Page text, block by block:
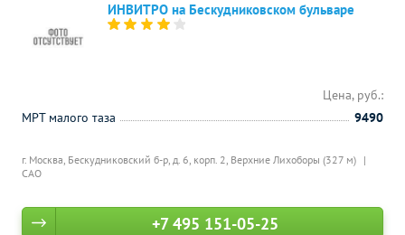
ИНВИТРО на Бескудниковском бульваре
г. Москва, Бескудниковский б-р, д. 6, корп. 2, Верхние Лихоборы (327 м)
САО
Цена, руб.:
МРТ малого таза
9490
+7 495 151-05-25